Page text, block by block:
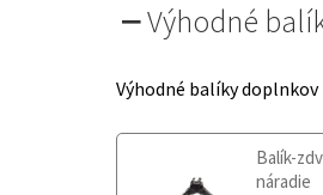
Výhodné
Výhodné balíky
Balík-
náradie